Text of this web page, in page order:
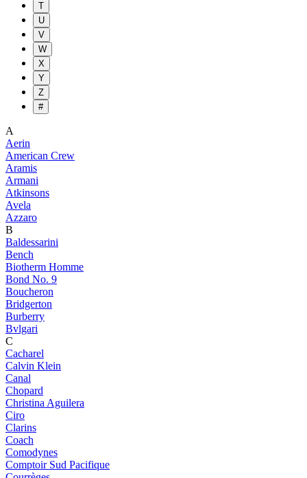
T
U
V
W
X
Y
Z
#
A
Aerin
American Crew
Aramis
Armani
Atkinsons
Avela
Azzaro
B
Baldessarini
Bench
Biotherm Homme
Bond No. 9
Boucheron
Bridgerton
Burberry
Bvlgari
C
Cacharel
Calvin Klein
Canal
Chopard
Christina Aguilera
Ciro
Clarins
Coach
Comodynes
Comptoir Sud Pacifique